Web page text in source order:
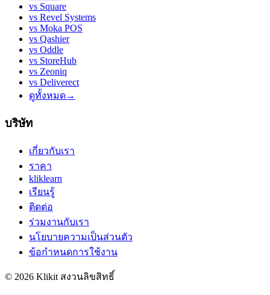
vs Square
vs Revel Systems
vs Moka POS
vs Qashier
vs Oddle
vs StoreHub
vs Zeoniq
vs Deliverect
ดูทั้งหมด→
บริษัท
เกี่ยวกับเรา
ราคา
kliklearn
เรียนรู้
ติดต่อ
ร่วมงานกับเรา
นโยบายความเป็นส่วนตัว
ข้อกำหนดการใช้งาน
© 2026 Klikit สงวนลิขสิทธิ์